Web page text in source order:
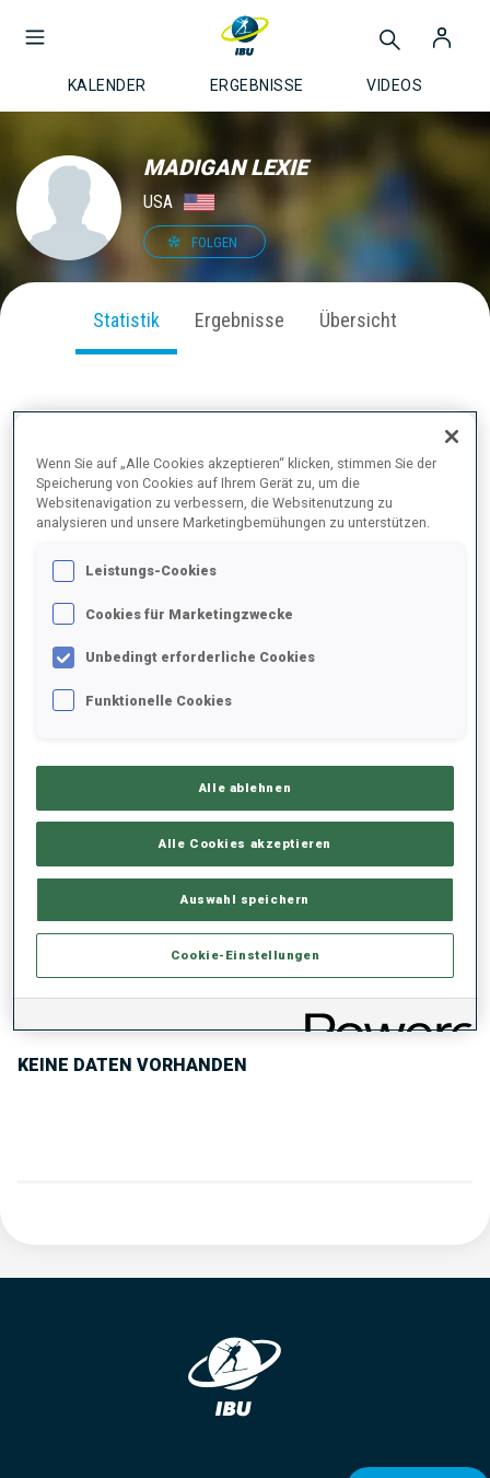
KALENDER ERGEBNISSE VIDEOS
MADIGAN LEXIE
USA
FOLGEN
Statistik Ergebnisse Übersicht
PERFORMANCE
Keine Daten vorhanden
Keine Daten vorhanden
STEHENDSCHIESSEN
KEINE DATEN VORHANDEN
Wenn Sie auf „Alle Cookies akzeptieren“ klicken, stimmen Sie der
Speicherung von Cookies auf Ihrem Gerät zu, um die
Websitenavigation zu verbessern, die Websitenutzung zu
analysieren und unsere Marketingbemühungen zu unterstützen.
Leistungs-Cookies
Cookies für Marketingzwecke
Unbedingt erforderliche Cookies
Funktionelle Cookies
Alle ablehnen
Alle Cookies akzeptieren
Auswahl speichern
Cookie-Einstellungen